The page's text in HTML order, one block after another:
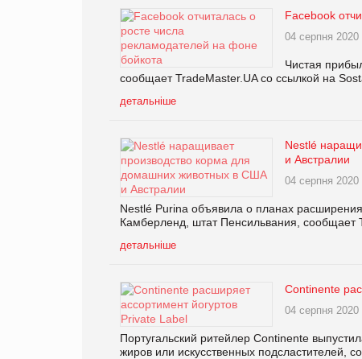
Facebook
04 серпня 2020
Чистая
сообщает TradeMaster.UA со ссылкой на
детальніше
Nestlé
и Австралии
04 серпня 2020
Nestlé Purina объявила о планах
Камберленд, штат Пенсильвания, сообщает
детальніше
Continente
04 серпня 2020
Португальский ритейлер Continente
жиров или искусственных подсластителей,